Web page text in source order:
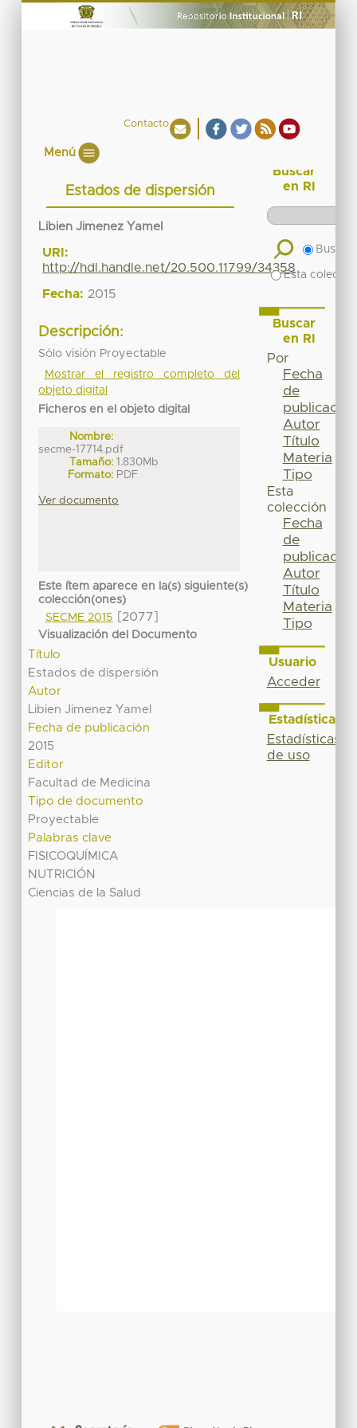
Contacto
Menú
Estados de dispersión
Libien Jimenez Yamel
URI:
http://hdl.handle.net/20.500.11799/34358
Fecha: 2015
Descripción:
Sólo visión Proyectable
Mostrar el registro completo del
objeto digital
Ficheros en el objeto digital
Nombre:
secme-17714.pdf
Tamaño: 1.830Mb
Formato: PDF
Ver documento
Este ítem aparece en la(s) siguiente(s)
colección(ones)
SECME 2015
[2077]
Visualización del Documento
Título
Estados de dispersión
Autor
Libien Jimenez Yamel
Fecha de publicación
2015
Editor
Facultad de Medicina
Tipo de documento
Proyectable
Palabras clave
FISICOQUÍMICA
NUTRICIÓN
Ciencias de la Salud
Buscar
en RI
Buscar
Esta
Buscar
en RI
Por
Fecha
de
publicación
Autor
Título
Materia
Tipo
Esta
colección
Fecha
de
publicación
Autor
Título
Materia
Tipo
Usuario
Acceder
Estadísticas
Estadísticas
de uso